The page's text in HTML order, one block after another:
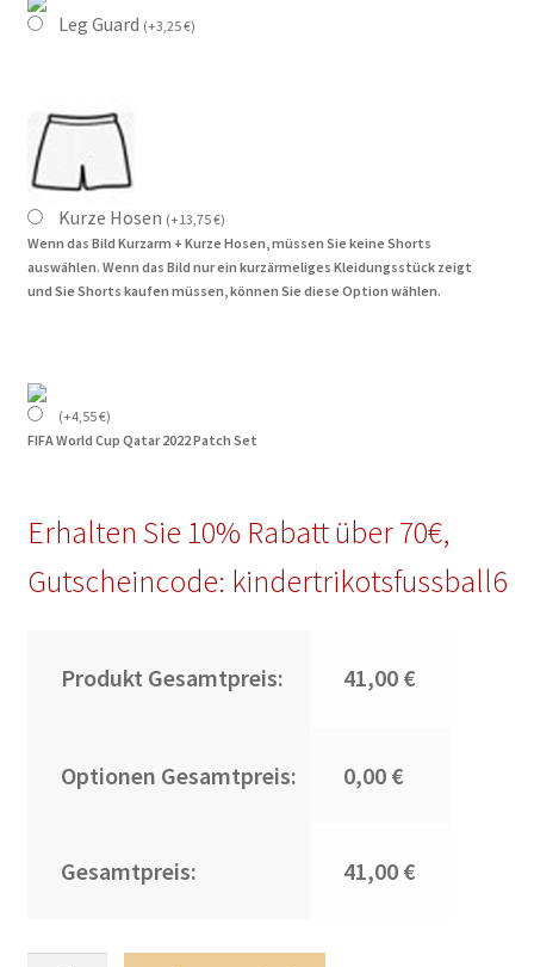
Leg Guard (+3,25€)
Kurze Hosen (+13,75€)
Wenn das Bild Kurzarm + Kurze Hosen, müssen Sie keine Shorts
auswählen. Wenn das Bild nur ein kurzärmeliges Kleidungsstück zeigt
und Sie Shorts kaufen müssen, können Sie diese Option wählen.
(+4,55€)
FIFA World Cup Qatar 2022 Patch Set
Erhalten Sie 10% Rabatt über 70€,
Gutscheincode: kindertrikotsfussball6
Produkt Gesamtpreis: 41,00 €
Optionen Gesamtpreis: 0,00 €
Gesamtpreis: 41,00 €